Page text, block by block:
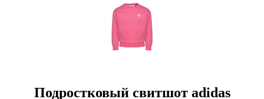
Подростковый свитшот adidas